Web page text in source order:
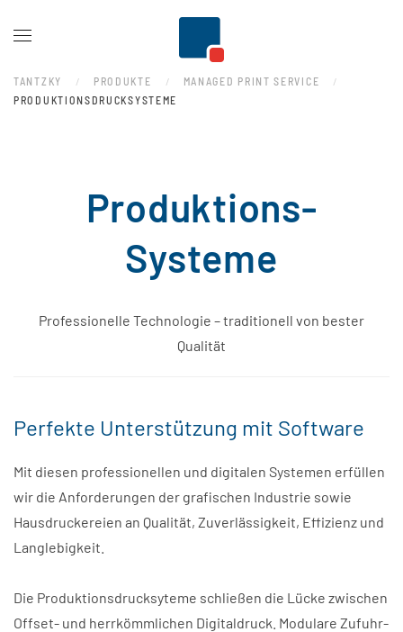
TANTZKY PRODUKTE
MANAGED PRINT SERVICE
PRODUKTIONSDRUCKSYSTEME
Produktions-
Systeme
Professionelle Technologie – traditionell von bester
Qualität
Perfekte Unterstützung mit Software
Mit diesen professionellen und digitalen Systemen erfüllen
wir die Anforderungen der grafischen Industrie sowie
Hausdruckereien an Qualität, Zuverlässigkeit, Effizienz und
Langlebigkeit.
Die Produktionsdrucksyteme schließen die Lücke zwischen
Offset- und herrkömmlichen Digitaldruck. Modulare Zufuhr-